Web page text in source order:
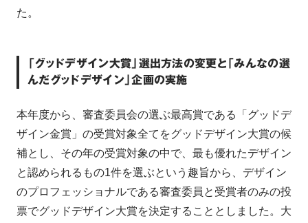
た。
「グッドデザイン大賞」選出方法の変更と「みんなの選
んだグッドデザイン」企画の実施
本年度から、審査委員会の選ぶ最高賞である「グッドデ
ザイン金賞」の受賞対象全てをグッドデザイン大賞の候
補とし、その年の受賞対象の中で、最も優れたデザイン
と認められるもの1件を選ぶという趣旨から、デザイン
のプロフェッショナルである審査委員と受賞者のみの投
票でグッドデザイン大賞を決定することとしました。大